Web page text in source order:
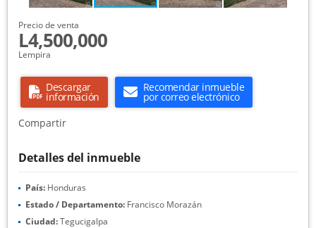
Precio de venta
L4,500,000
Lempira
Descargar
información
Recomendar inmueble
por correo electrónico
Compartir
Detalles del inmueble
País: Honduras
Estado / Departamento: Francisco Morazán
Ciudad:Tegucigalpa